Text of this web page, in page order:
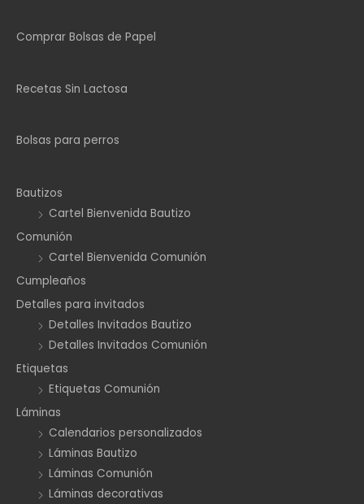
Comprar Bolsas de Papel
Recetas Sin Lactosa
Bolsas para perros
Bautizos
Cartel Bienvenida Bautizo
Comunión
Cartel Bienvenida Comunión
Cumpleaños
Detalles para invitados
Detalles Invitados Bautizo
Detalles Invitados Comunión
Etiquetas
Etiquetas Comunión
Láminas
Calendarios personalizados
Láminas Bautizo
Láminas Comunión
Láminas decorativas